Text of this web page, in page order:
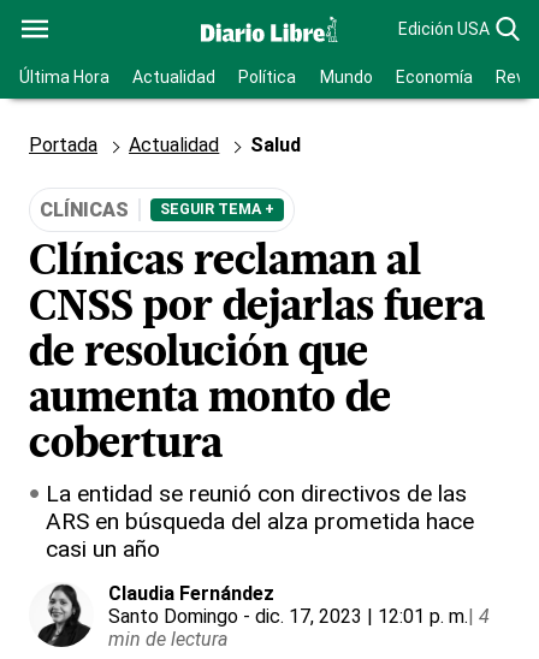
Edición USA
Última Hora Actualidad Política Mundo Economía
Portada Actualidad Salud
CLÍNICAS SEGUIR TEMA +
Clínicas reclaman al
CNSS por dejarlas fuera
de resolución que
aumenta monto de
cobertura
La entidad se reunió con directivos de las
ARS en búsqueda del alza prometida hace
casi un año
Claudia Fernández
Santo Domingo - dic. 17, 2023 | 12:01 p. m.| 4
min de lectura